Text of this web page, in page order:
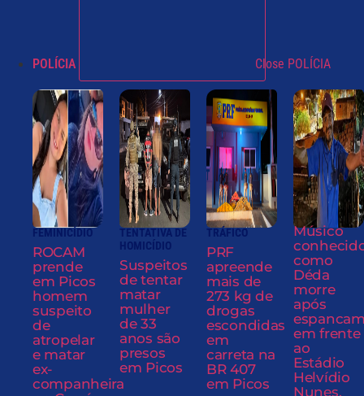
POLÍCIA Close POLÍCIA
FEMINICÍDIO
ROCAM
prende
em Picos
homem
suspeito
de
atropelar
e matar
ex-
companheira
TENTATIVA DE
HOMICÍDIO
Suspeitos
de tentar
matar
mulher
de 33
anos são
presos
em Picos
TRÁFICO
PRF
apreende
mais de
273 kg de
drogas
escondidas
em
carreta na
BR 407
em Picos
Músico
como
Déda
morre
após
em frente
ao
Estádio
Helvídio
Nunes,